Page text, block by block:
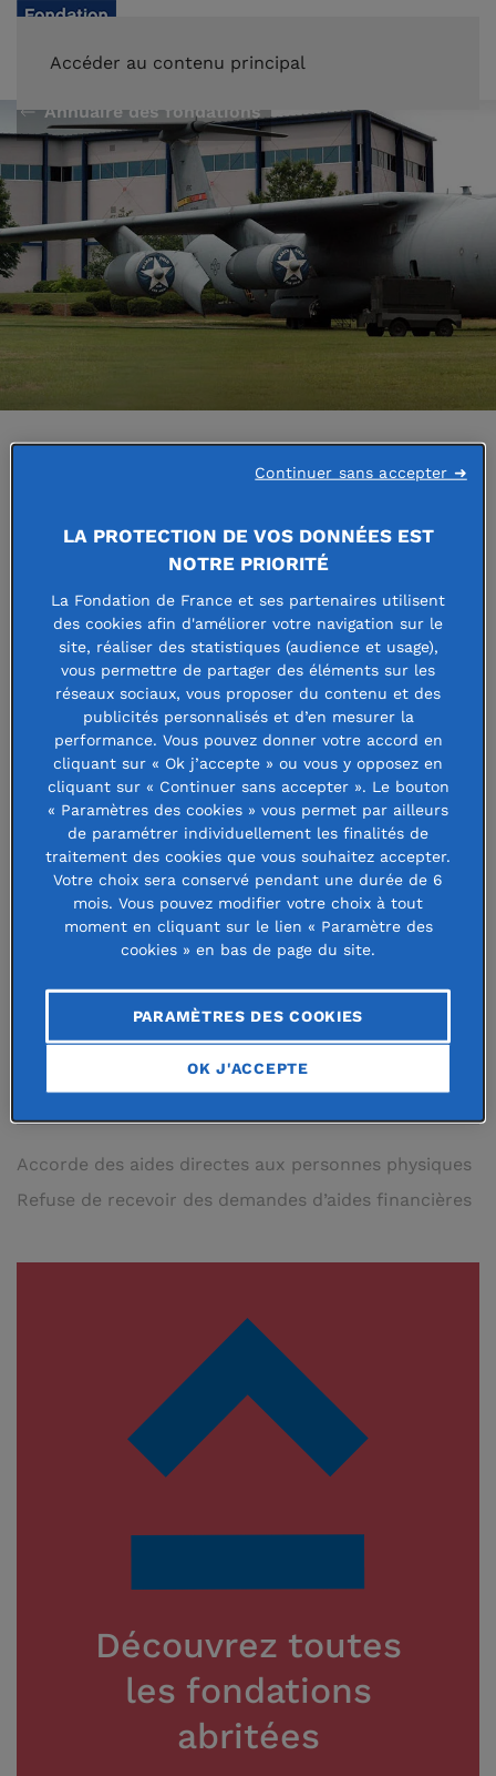
Accéder au contenu principal
Annuaire des fondations
FONDATION GILBERTE
DAYON
Faire un don à cette fondation
Attribue une ou plusieurs bourses à
des élèves de l'école militaire de
Saint Maixent désirant continuer dans
la carrière militaire.
Accorde des aides directes aux personnes physiques
Refuse de recevoir des demandes d’aides financières
Découvrez toutes
les fondations
abritées
LA PROTECTION DE VOS DONNÉES EST
NOTRE PRIORITÉ
La Fondation de France et ses partenaires utilisent
des cookies afin d'améliorer votre navigation sur le
site, réaliser des statistiques (audience et usage),
vous permettre de partager des éléments sur les
réseaux sociaux, vous proposer du contenu et des
publicités personnalisés et d’en mesurer la
performance. Vous pouvez donner votre accord en
cliquant sur « Ok j’accepte » ou vous y opposez en
cliquant sur « Continuer sans accepter ». Le bouton
« Paramètres des cookies » vous permet par ailleurs
de paramétrer individuellement les finalités de
traitement des cookies que vous souhaitez accepter.
Votre choix sera conservé pendant une durée de 6
mois. Vous pouvez modifier votre choix à tout
moment en cliquant sur le lien « Paramètre des
cookies » en bas de page du site.
PARAMÈTRES DES COOKIES
OK J'ACCEPTE
Continuer sans accepter ➜